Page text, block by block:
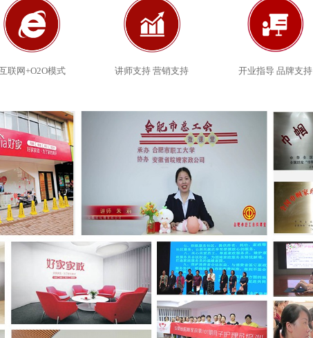
互联网+O2O模式 讲师支持 营销支持 开业指导 品牌支持